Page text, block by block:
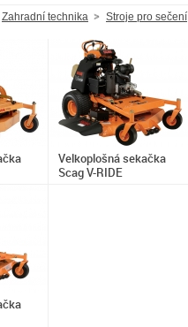
Zahradní technika Stroje pro sečení
Velkoplošná sekačka
Scag V-RIDE